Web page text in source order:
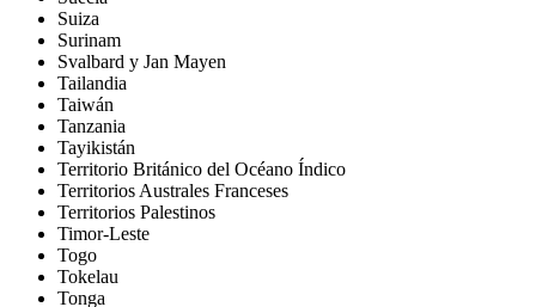
Suiza
Surinam
Svalbard y Jan Mayen
Tailandia
Taiwán
Tanzania
Tayikistán
Territorio Británico del Océano Índico
Territorios Australes Franceses
Territorios Palestinos
Timor-Leste
Togo
Tokelau
Tonga